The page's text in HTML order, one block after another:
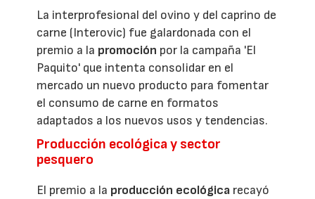
La interprofesional del ovino y del caprino de
carne (Interovic) fue galardonada con el
premio a la promoción por la campaña 'El
Paquito' que intenta consolidar en el
mercado un nuevo producto para fomentar
el consumo de carne en formatos
adaptados a los nuevos usos y tendencias.
Producción ecológica y sector
pesquero
El premio a la producción ecológica recayó